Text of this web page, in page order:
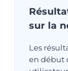
sur la
Les
en début